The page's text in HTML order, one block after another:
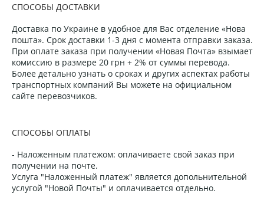
СПОСОБЫ ДОСТАВКИ
Доставка по Украине в удобное для Вас отделение «Нова
пошта». Срок доставки 1-3 дня с момента отправки заказа.
При оплате заказа при получении «Новая Почта» взымает
комиссию в размере 20 грн + 2% от суммы перевода.
Более детально узнать о сроках и других аспектах работы
транспортных компаний Вы можете на официальном
сайте перевозчиков.
СПОСОБЫ ОПЛАТЫ
- Наложенным платежом: оплачиваете свой заказ при
получении на почте.
Услуга "Наложенный платеж" является допольнительной
услугой "Новой Почты" и оплачивается отдельно.